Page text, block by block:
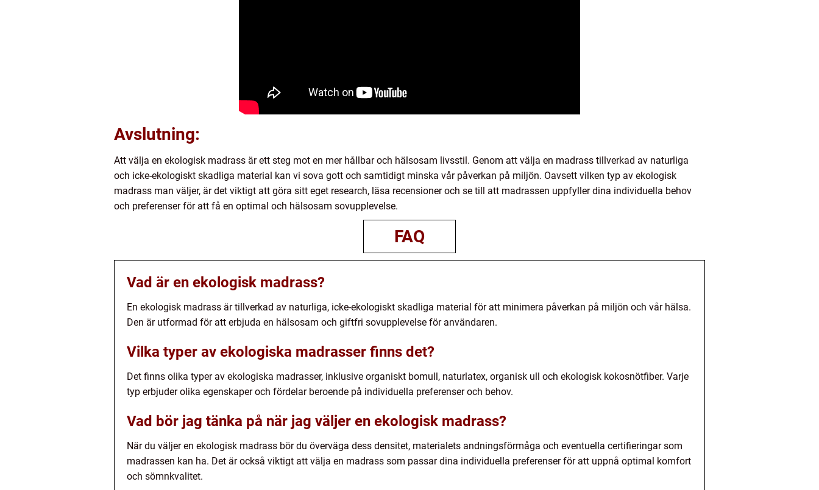
Avslutning:
Att välja en ekologisk madrass är ett steg mot en mer hållbar och hälsosam livsstil. Genom att välja en madrass tillverkad av naturliga
och icke-ekologiskt skadliga material kan vi sova gott och samtidigt minska vår påverkan på miljön. Oavsett vilken typ av ekologisk
madrass man väljer, är det viktigt att göra sitt eget research, läsa recensioner och se till att madrassen uppfyller dina individuella behov
och preferenser för att få en optimal och hälsosam sovupplevelse.
FAQ
Vad är en ekologisk madrass?
En ekologisk madrass är tillverkad av naturliga, icke-ekologiskt skadliga material för att minimera påverkan på miljön och vår hälsa.
Den är utformad för att erbjuda en hälsosam och giftfri sovupplevelse för användaren.
Vilka typer av ekologiska madrasser finns det?
Det finns olika typer av ekologiska madrasser, inklusive organiskt bomull, naturlatex, organisk ull och ekologisk kokosnötfiber. Varje
typ erbjuder olika egenskaper och fördelar beroende på individuella preferenser och behov.
Vad bör jag tänka på när jag väljer en ekologisk madrass?
När du väljer en ekologisk madrass bör du överväga dess densitet, materialets andningsförmåga och eventuella certifieringar som
madrassen kan ha. Det är också viktigt att välja en madrass som passar dina individuella preferenser för att uppnå optimal komfort
och sömnkvalitet.